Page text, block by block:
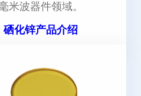
米波器件领域。
硒化锌产品介绍